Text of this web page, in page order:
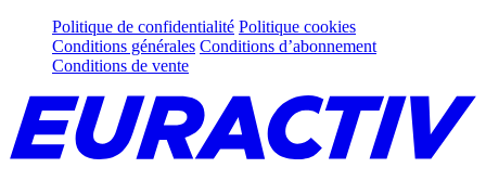
Politique de confidentialité Politique cookies
Conditions générales Conditions d’abonnement
Conditions de vente